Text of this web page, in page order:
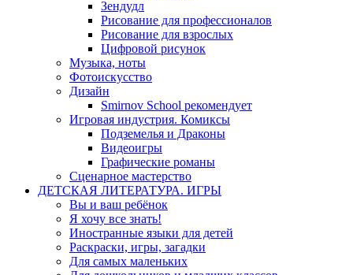
Зендудл
Рисование для профессионалов
Рисование для взрослых
Цифровой рисунок
Музыка, ноты
Фотоискусство
Дизайн
Smirnov School рекомендует
Игровая индустрия. Комиксы
Подземелья и Драконы
Видеоигры
Графические романы
Сценарное мастерство
ДЕТСКАЯ ЛИТЕРАТУРА. ИГРЫ
Вы и ваш ребёнок
Я хочу все знать!
Иностранные языки для детей
Раскраски, игры, загадки
Для самых маленьких